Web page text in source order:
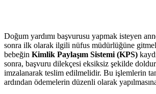
Doğum yardımı başvurusu yapmak isteyen
sonra ilk olarak ilgili nüfus müdürlüğüne
bebeğin Kimlik Paylaşım Sistemi (KPS)
sonra, başvuru dilekçesi eksiksiz şekilde
imzalanarak teslim edilmelidir. Bu işlemlerin
ardından ödemelerin düzenli olarak